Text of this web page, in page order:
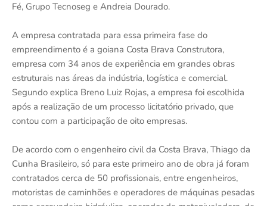
Fé, Grupo Tecnoseg e Andreia Dourado.
A empresa contratada para essa primeira fase do
empreendimento é a goiana Costa Brava Construtora,
empresa com 34 anos de experiência em grandes obras
estruturais nas áreas da indústria, logística e comercial.
Segundo explica Breno Luiz Rojas, a empresa foi escolhida
após a realização de um processo licitatório privado, que
contou com a participação de oito empresas.
De acordo com o engenheiro civil da Costa Brava, Thiago da
Cunha Brasileiro, só para este primeiro ano de obra já foram
contratados cerca de 50 profissionais, entre engenheiros,
motoristas de caminhões e operadores de máquinas pesadas